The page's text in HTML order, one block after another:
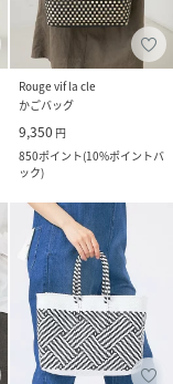
Rouge vif la cle
かごバッグ
9,350 円
850ポイント(10%ポイントバ
ック)